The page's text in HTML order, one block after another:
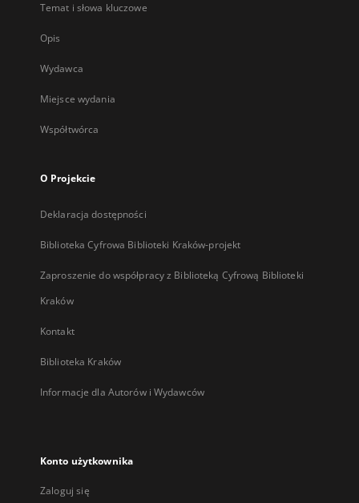
Temat i słowa kluczowe
Opis
Wydawca
Miejsce wydania
Współtwórca
O Projekcie
Deklaracja dostępności
Biblioteka Cyfrowa Biblioteki Kraków-projekt
Zaproszenie do współpracy z Biblioteką Cyfrową Biblioteki
Kraków
Kontakt
Biblioteka Kraków
Informacje dla Autorów i Wydawców
Konto użytkownika
Zaloguj się